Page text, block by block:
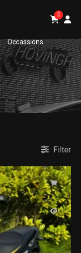
0
Occassions
Filter